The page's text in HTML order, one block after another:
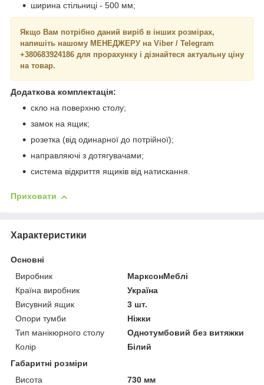
ширина стільниці - 500 мм;
Якщо Вам потрібно даний виріб в інших розмірах,
напишіть нашому МЕНЕДЖЕРУ на Viber / Telegram
+380683924186 для прорахунку і дізнайтеся актуальну ціну
на товар.
Додаткова комплектація:
скло на поверхню столу;
замок на ящик;
розетка (від одинарної до потрійної);
направляючі з дотягувачами;
система відкриття ящиків від натискання.
Приховати
Характеристики
Основні
Виробник
МарксонМеблі
Країна виробник
Україна
Висувний ящик
3 шт.
Опори тумби
Ніжки
Тип манікюрного столу
Однотумбовий без витяжки
Колір
Білий
Габаритні розміри
Висота
730 мм